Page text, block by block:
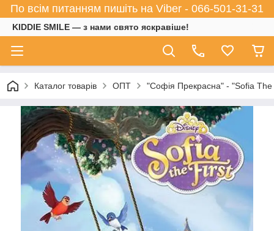
По всім питанням пишіть на Viber - 066-501-31-31
KIDDIE SMILE — з нами свято яскравіше!
Каталог товарів ОПТ "Софія Прекрасна" - "Sofia